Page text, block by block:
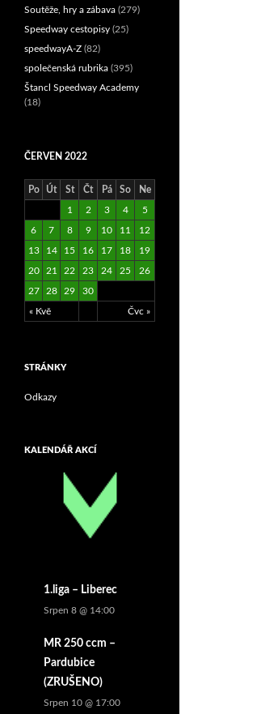
Soutěže, hry a zábava (279)
Speedway cestopisy (25)
speedwayA-Z (82)
společenská rubrika (395)
Štancl Speedway Academy
(18)
ČERVEN 2022
Po Út St Čt Pá So Ne
« Kvě Čvc »
1 2 3 4 5
6 7 8 9 10 11 12
13 14 15 16 17 18 19
20 21 22 23 24 25 26
27 28 29 30
STRÁNKY
Odkazy
KALENDÁŘ AKCÍ
1.liga – Liberec
Srpen 8 @ 14:00
MR 250 ccm –
Pardubice
(ZRUŠENO)
Srpen 10 @ 17:00